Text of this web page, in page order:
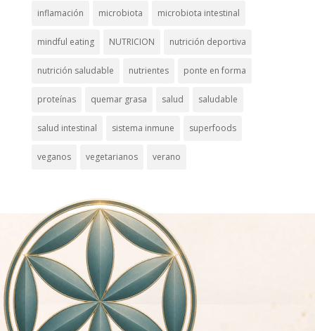
inflamación microbiota microbiota intestinal
mindful eating NUTRICION nutrición deportiva
nutrición saludable nutrientes ponte en forma
proteínas quemar grasa salud saludable
salud intestinal sistema inmune superfoods
veganos vegetarianos verano